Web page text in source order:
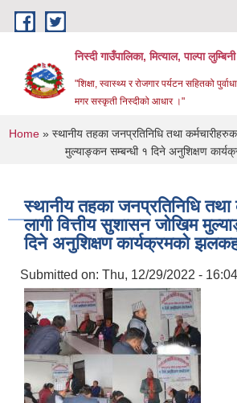
Skip to main content
निस्दी गाउँपालिका, मित्याल, पाल्पा
"शिक्षा, स्वास्थ्य र रोजगार पर्यटन सहितको
मगर सस्कृती निस्दीको आधार ।"
You are here
Home» स्थानीय तहका जनप्रतिनिधि तथा
मुल्याङ्कन सम्बन्धी १ दिने अनुशिक्षण
स्थानीय तहका जनप्रतिनिधि तथा
लागी वित्तीय सुशासन जोखिम
दिने अनुशिक्षण कार्यक्रमको
Submitted on: Thu, 12/29/2022 - 16:04